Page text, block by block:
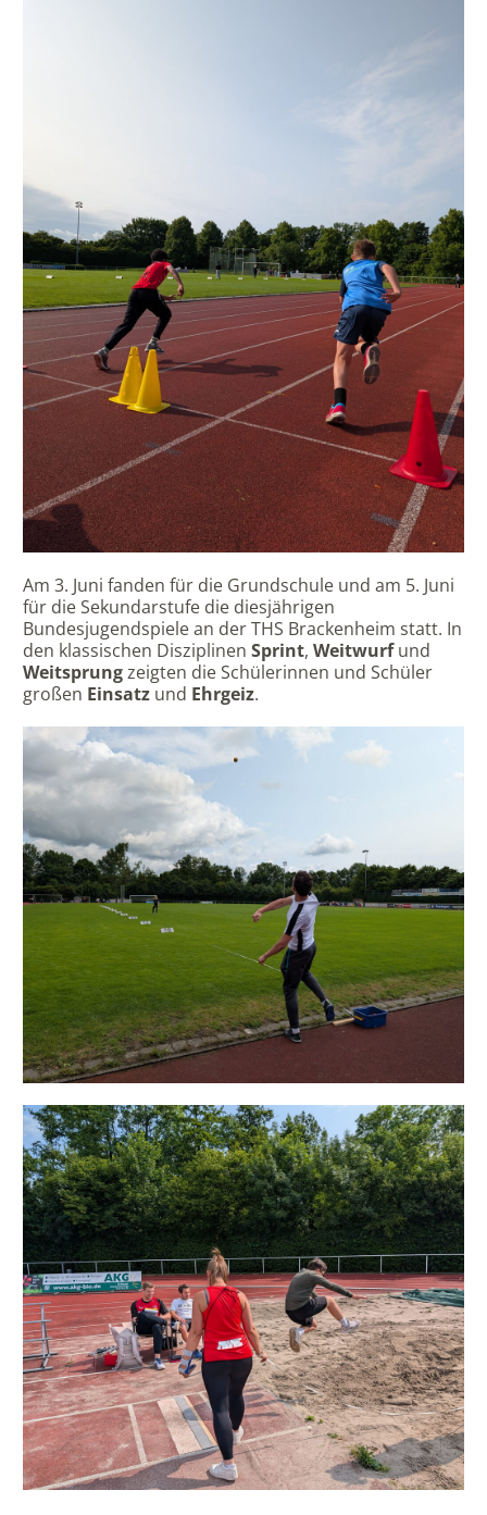
Am 3. Juni fanden für die Grundschule und am 5. Juni
für die Sekundarstufe die diesjährigen
Bundesjugendspiele an der THS Brackenheim statt. In
den klassischen Disziplinen Sprint, Weitwurfund
Weitsprungzeigten die Schülerinnen und Schüler
großen Einsatz und Ehrgeiz.